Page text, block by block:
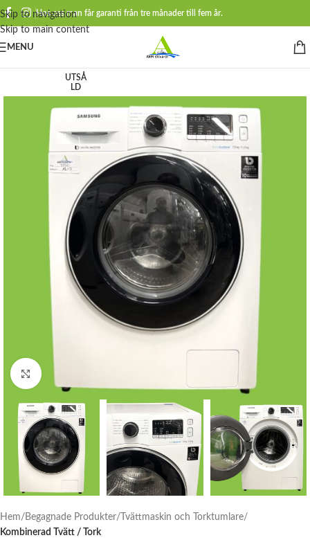
Skip to navigation
Skip to main content
Hos oss man får garanti från tre månader till fem år.
MENU
UTSÅ
LD
Click to enlarge
Hem Begagnade Produkter
Tvättmaskin och Torktumlare
Kombinerad Tvätt / Tork